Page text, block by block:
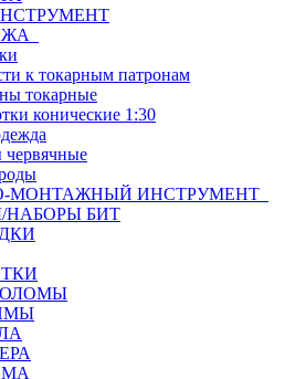
к токарным патронам
токарные
конические 1:30
МОНТАЖНЫЙ ИНСТРУМЕНТ
НАБОРЫ БИТ